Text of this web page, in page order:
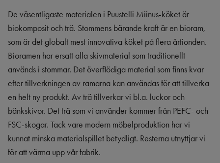
De väsentligaste materialen i Puustelli Miinus-köket är
biokomposit och trä. Stommens bärande kraft är en bioram,
som är det globalt mest innovativa köket på flera årtionden.
Bioramen har ersatt alla skivmaterial som traditionellt
används i stommar. Det överflödiga material som finns kvar
efter tillverkningen av ramarna kan användas för att tillverka
en helt ny produkt. Av trä tillverkar vi bl.a. luckor och
bänkskivor. Det trä som vi använder kommer från PEFC- och
FSC-skogar. Tack vare modern möbelproduktion har vi
kunnat minska materialspillet betydligt. Resterna utnyttjar vi
för att värma upp vår fabrik.